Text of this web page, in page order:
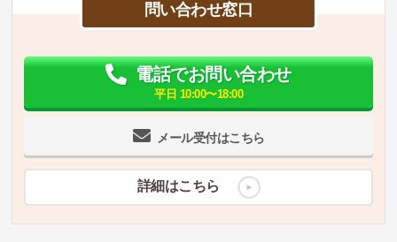
問い合わせ窓口
メール受付はこちら
電話でお問い合わせ
平日 10:00〜18:00
詳細はこちら